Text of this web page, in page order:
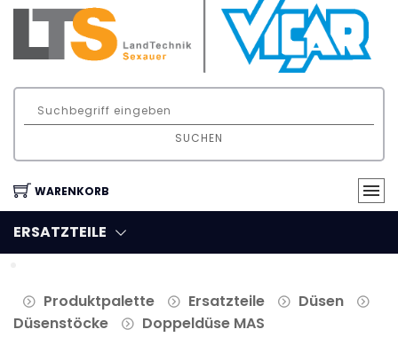
SUCHEN
WARENKORB
ERSATZTEILE
Produktpalette
Ersatzteile
Düsen
Düsenstöcke
Doppeldüse MAS